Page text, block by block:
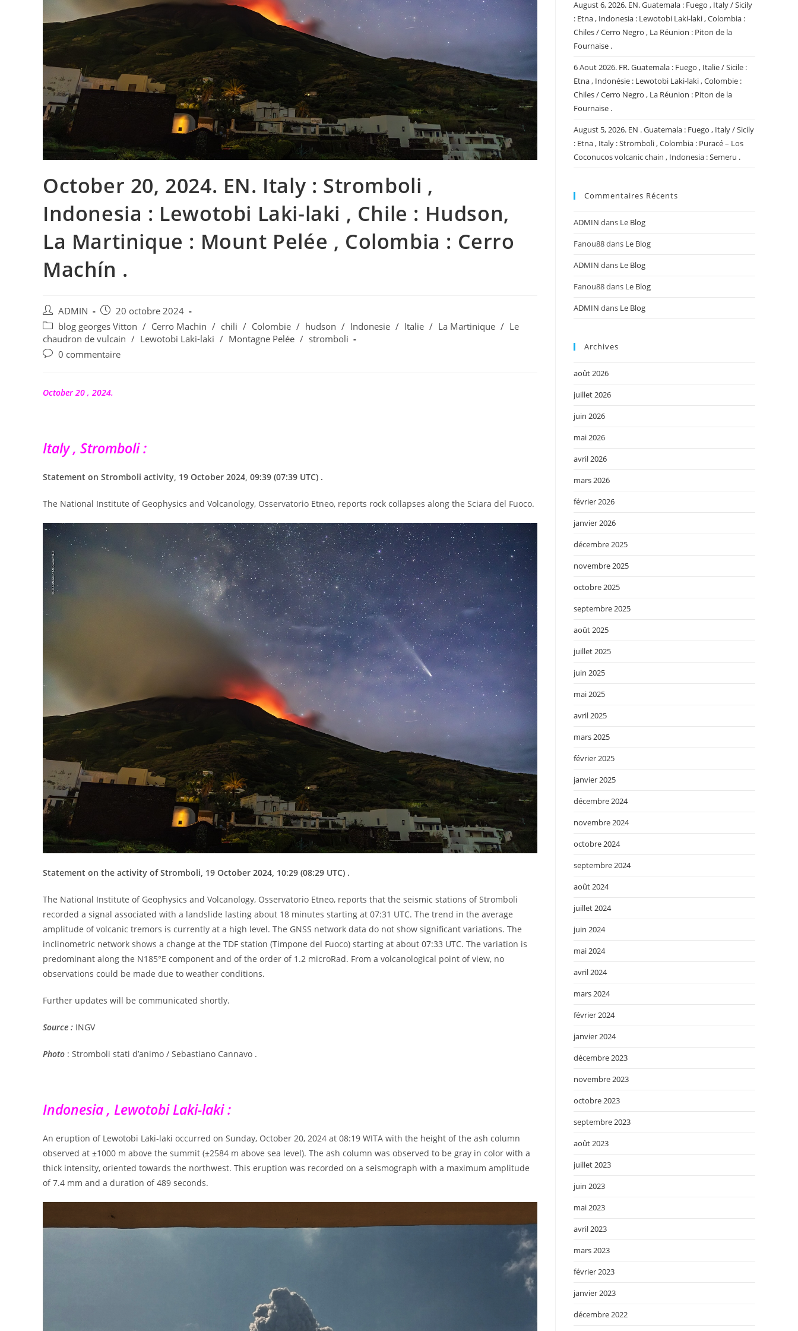
October 20, 2024. EN. Italy : Stromboli ,
Indonesia : Lewotobi Laki-laki , Chile : Hudson,
La Martinique : Mount Pelée , Colombia : Cerro
Machín .
Auteur/autrice
de
la
publication :
ADMIN
Publication
publiée :
20 octobre 2024
Post
category:
blog georges Vitton / Cerro Machin / chili / Colombie / hudson / Indonesie / Italie / La Martinique / Le
chaudron de vulcain / Lewotobi Laki-laki / Montagne Pelée / stromboli
Commentaires
publication :
0 commentaire
October 20 , 2024.
Italy , Stromboli :
Statement on Stromboli activity, 19 October 2024, 09:39 (07:39 UTC) .
The National Institute of Geophysics and Volcanology, Osservatorio Etneo, reports rock collapses along the Sciara del Fuoco.
Statement on the activity of Stromboli, 19 October 2024, 10:29 (08:29 UTC) .
The National Institute of Geophysics and Volcanology, Osservatorio Etneo, reports that the seismic stations of Stromboli
recorded a signal associated with a landslide lasting about 18 minutes starting at 07:31 UTC. The trend in the average
amplitude of volcanic tremors is currently at a high level. The GNSS network data do not show significant variations. The
inclinometric network shows a change at the TDF station (Timpone del Fuoco) starting at about 07:33 UTC. The variation is
predominant along the N185°E component and of the order of 1.2 microRad. From a volcanological point of view, no
observations could be made due to weather conditions.
Further updates will be communicated shortly.
Source : INGV
Photo : Stromboli stati d’animo / Sebastiano Cannavo .
Indonesia , Lewotobi Laki-laki :
An eruption of Lewotobi Laki-laki occurred on Sunday, October 20, 2024 at 08:19 WITA with the height of the ash column
observed at ±1000 m above the summit (±2584 m above sea level). The ash column was observed to be gray in color with a
thick intensity, oriented towards the northwest. This eruption was recorded on a seismograph with a maximum amplitude
of 7.4 mm and a duration of 489 seconds.
August 6, 2026. EN. Guatemala : Fuego , Italy / Sicily
: Etna , Indonesia : Lewotobi Laki-laki , Colombia :
Chiles / Cerro Negro , La Réunion : Piton de la
Fournaise .
6 Aout 2026. FR. Guatemala : Fuego , Italie / Sicile :
Etna , Indonésie : Lewotobi Laki-laki , Colombie :
Chiles / Cerro Negro , La Réunion : Piton de la
Fournaise .
August 5, 2026. EN . Guatemala : Fuego , Italy / Sicily
: Etna , Italy : Stromboli , Colombia : Puracé – Los
Coconucos volcanic chain , Indonesia : Semeru .
Commentaires Récents
ADMIN dans Le Blog
Fanou88dans Le Blog
ADMIN dans Le Blog
Fanou88dans Le Blog
ADMIN dans Le Blog
Archives
août 2026
juillet 2026
juin 2026
mai 2026
avril 2026
mars 2026
février 2026
janvier 2026
décembre 2025
novembre 2025
octobre 2025
septembre 2025
août 2025
juillet 2025
juin 2025
mai 2025
avril 2025
mars 2025
février 2025
janvier 2025
décembre 2024
novembre 2024
octobre 2024
septembre 2024
août 2024
juillet 2024
juin 2024
mai 2024
avril 2024
mars 2024
février 2024
janvier 2024
décembre 2023
novembre 2023
octobre 2023
septembre 2023
août 2023
juillet 2023
juin 2023
mai 2023
avril 2023
mars 2023
février 2023
janvier 2023
décembre 2022